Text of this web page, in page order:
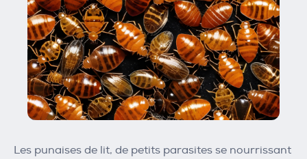
Les punaises de lit, de petits parasites se nourrissant